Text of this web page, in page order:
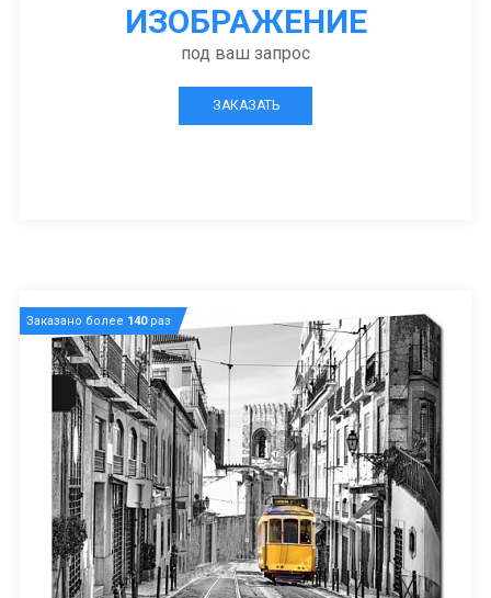
ИЗОБРАЖЕНИЕ
под ваш запрос
ЗАКАЗАТЬ
Заказано более 140раз